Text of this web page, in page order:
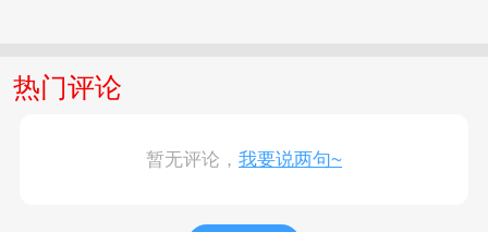
热门评论
暂无评论， 我要说两句~